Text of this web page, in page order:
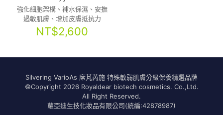
強化細胞架構、補水保濕、安撫
過敏肌膚、增加皮膚抵抗力
NT$2,600
Silvering VarioɅs 席芃芮施 特殊敏弱肌膚分級保養精選品牌
©Copyright 2026 Royaldear biotech cosmetics. Co.,Ltd.
All Right Reserved.
蘿亞迪生技化妝品有限公司(統編:42878987)